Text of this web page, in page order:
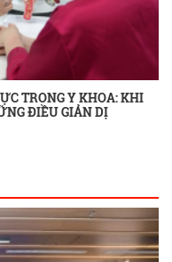
TRONG Y KHOA: KHI
ĐIỀU GIẢN DỊ